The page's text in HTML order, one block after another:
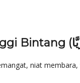
niat membara,